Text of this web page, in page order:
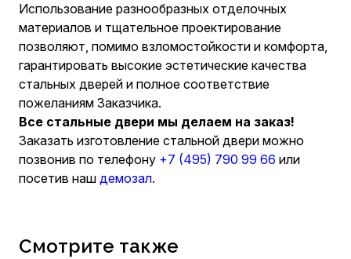
Использование разнообразных отделочных
материалов и тщательное проектирование
позволяют, помимо взломостойкости и комфорта,
гарантировать высокие эстетические качества
стальных дверей и полное соответствие
пожеланиям Заказчика.
Все стальные двери мы делаем на заказ!
Заказать изготовление стальной двери можно
позвонив по телефону +7 (495) 790 99 66 или
посетив наш демозал.
Смотрите также